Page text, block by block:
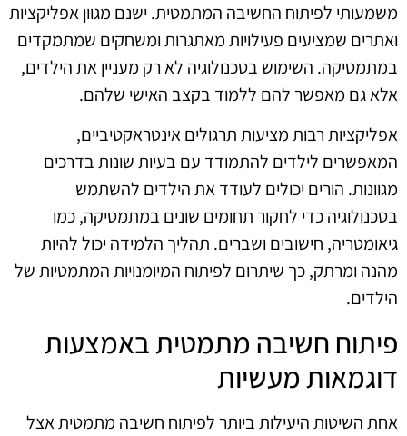
משמעותי לפיתוח החשיבה המתמטית. ישנם מגוון אפליקציות
ואתרים שמציעים פעילויות מאתגרות ומשחקים שמתמקדים
במתמטיקה. השימוש בטכנולוגיה לא רק מעניין את הילדים,
אלא גם מאפשר להם ללמוד בקצב האישי שלהם.
אפליקציות רבות מציעות תרגולים אינטראקטיביים,
המאפשרים לילדים להתמודד עם בעיות שונות בדרכים
מגוונות. הורים יכולים לעודד את הילדים להשתמש
בטכנולוגיה כדי לחקור תחומים שונים במתמטיקה, כמו
גיאומטריה, חישובים ושברים. תהליך הלמידה יכול להיות
מהנה ומרתק, כך שיתרום לפיתוח המיומנויות המתמטיות של
הילדים.
פיתוח חשיבה מתמטית באמצעות
דוגמאות מעשיות
אחת השיטות היעילות ביותר לפיתוח חשיבה מתמטית אצל